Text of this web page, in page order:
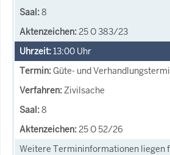
8
25 O 383/23
13:00 Uhr
Güte- und
Zivilsache
8
25 O 52/26
Weitere Termininformationen liegen